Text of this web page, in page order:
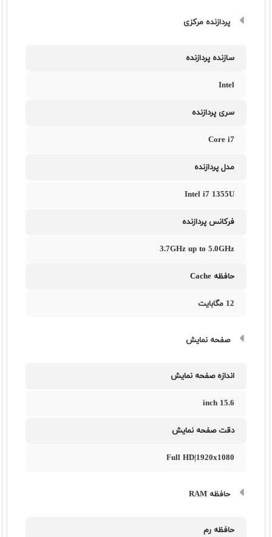
پردازنده مرکزی
سازنده پردازنده
Intel
سری پردازنده
Core i7
مدل پردازنده
Intel i7 1355U
فرکانس پردازنده
3.7GHz up to 5.0GHz
حافظه Cache
12 مگابایت
صفحه نمایش
اندازه صفحه نمایش
15.6 inch
دقت صفحه نمایش
Full HD|1920x1080
حافظه RAM
حافظه رم